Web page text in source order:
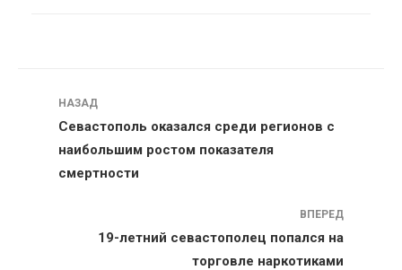
Навигация
НАЗАД
Севастополь оказался среди регионов с
наибольшим ростом показателя
смертности
ВПЕРЕД
19-летний севастополец попался на
торговле наркотиками